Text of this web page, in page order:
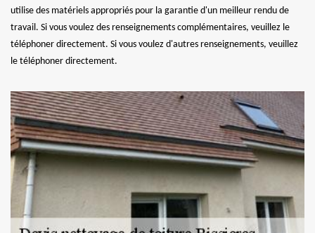
utilise des matériels appropriés pour la garantie d'un meilleur rendu de
travail. Si vous voulez des renseignements complémentaires, veuillez le
téléphoner directement. Si vous voulez d'autres renseignements, veuillez
le téléphoner directement.